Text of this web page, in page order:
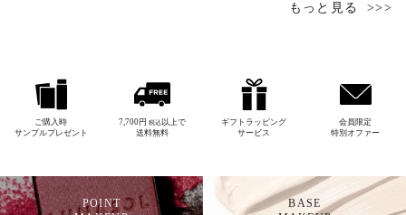
もっと見る
ご購入時
サンプルプレゼント
7,700円 税込以上で
送料無料
ギフトラッピング
サービス
会員限定
特別オファー
POINT
BASE